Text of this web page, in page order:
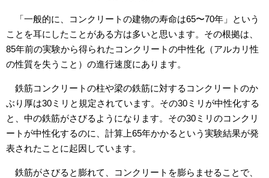
「一般的に、コンクリートの建物の寿命は65〜70年」という
ことを耳にしたことがある方は多いと思います。その根拠は、
85年前の実験から得られたコンクリートの中性化（アルカリ性
の性質を失うこと）の進行速度にあります。
鉄筋コンクリートの柱や梁の鉄筋に対するコンクリートのか
ぶり厚は30ミリと規定されています。その30ミリが中性化する
と、中の鉄筋がさびるようになります。その30ミリのコンクリ
ートが中性化するのに、計算上65年かかるという実験結果が発
表されたことに起因しています。
鉄筋がさびると膨れて、コンクリートを膨らませることで、